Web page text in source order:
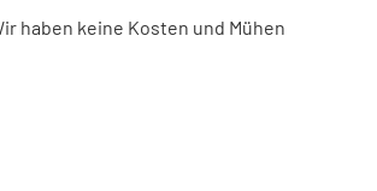
haben keine Kosten und Mühen